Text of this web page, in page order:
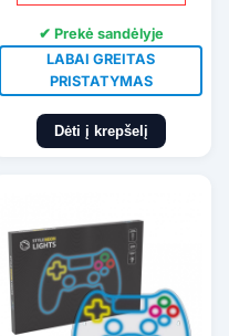
✔ Prekė sandėlyje
LABAI GREITAS
PRISTATYMAS
Dėti į krepšelį